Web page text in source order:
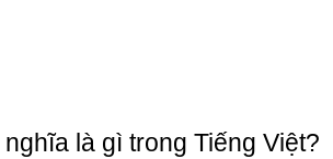
nghĩa là gì trong Tiếng Việt?